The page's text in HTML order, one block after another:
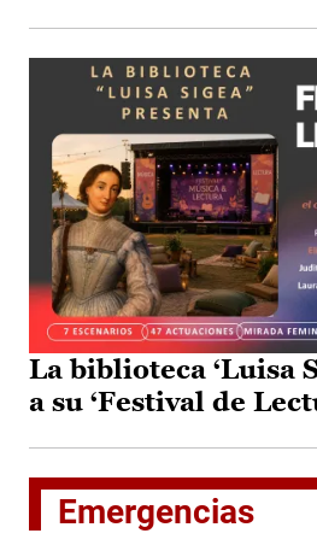
La biblioteca ‘Luisa
a su ‘Festival de
Emergencias